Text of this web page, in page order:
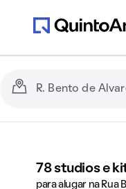
78studios e
para alugar na Rua